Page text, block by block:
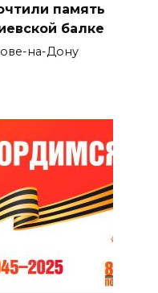
память
балке
на-Дону